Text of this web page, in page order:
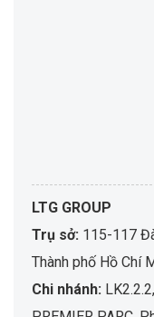
LTG GROUP
Trụ sở: 115-117
Thành phố Hồ Chí
Chi nhánh: